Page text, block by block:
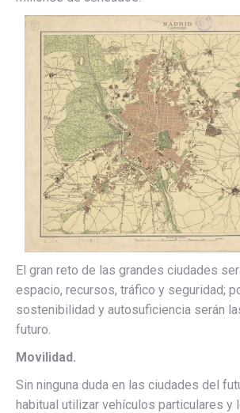
El gran reto de las grandes ciudades
espacio, recursos, tráfico y seguridad;
sostenibilidad y autosuficiencia serán
futuro.
Movilidad.
Sin ninguna duda en las ciudades del
habitual utilizar vehículos particulares y